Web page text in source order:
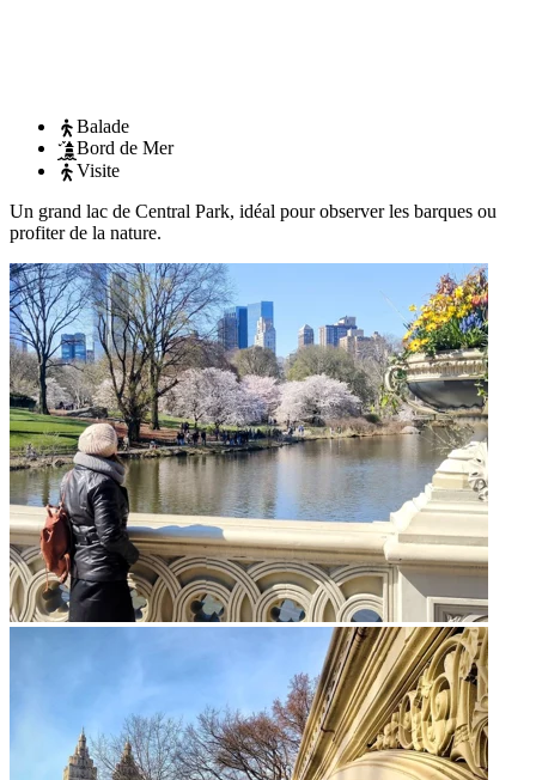
Balade
Bord de Mer
Visite
Un grand lac de Central Park, idéal pour observer les barques ou
profiter de la nature.